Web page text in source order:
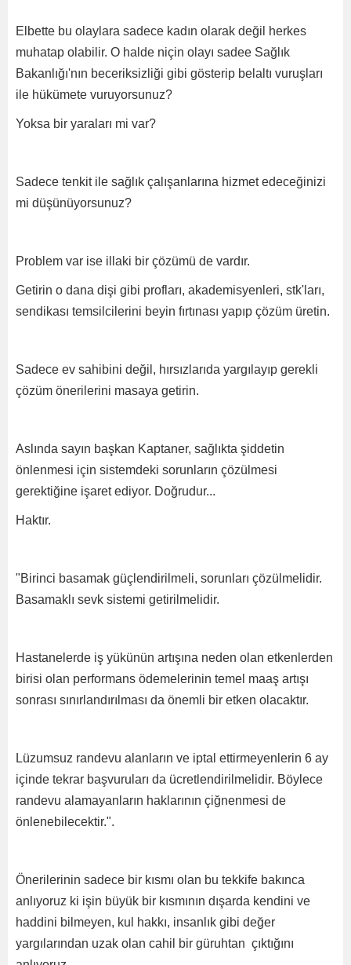
Elbette bu olaylara sadece kadın olarak değil herkes
muhatap olabilir. O halde niçin olayı sadee Sağlık
Bakanlığı'nın beceriksizliği gibi gösterip belaltı vuruşları
ile hükümete vuruyorsunuz?
Yoksa bir yaraları mi var?
Sadece tenkit ile sağlık çalışanlarına hizmet edeceğinizi
mi düşünüyorsunuz?
Problem var ise illaki bir çözümü de vardır.
Getirin o dana dişi gibi profları, akademisyenleri, stk'ları,
sendikası temsilcilerini beyin fırtınası yapıp çözüm üretin.
Sadece ev sahibini değil, hırsızlarıda yargılayıp gerekli
çözüm önerilerini masaya getirin.
Aslında sayın başkan Kaptaner, sağlıkta şiddetin
önlenmesi için sistemdeki sorunların çözülmesi
gerektiğine işaret ediyor. Doğrudur...
Haktır.
"Birinci basamak güçlendirilmeli, sorunları çözülmelidir.
Basamaklı sevk sistemi getirilmelidir.
Hastanelerde iş yükünün artışına neden olan etkenlerden
birisi olan performans ödemelerinin temel maaş artışı
sonrası sınırlandırılması da önemli bir etken olacaktır.
Lüzumsuz randevu alanların ve iptal ettirmeyenlerin 6 ay
içinde tekrar başvuruları da ücretlendirilmelidir. Böylece
randevu alamayanların haklarının çiğnenmesi de
önlenebilecektir.".
Önerilerinin sadece bir kısmı olan bu tekkife bakınca
anlıyoruz ki işin büyük bir kısmının dışarda kendini ve
haddini bilmeyen, kul hakkı, insanlık gibi değer
yargılarından uzak olan cahil bir güruhtan çıktığını